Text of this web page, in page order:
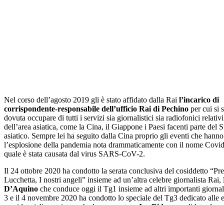
Nel corso dell’agosto 2019 gli è stato affidato dalla Rai l’incarico di
corrispondente-responsabile dell’ufficio Rai di Pechino per cui si
dovuta occupare di tutti i servizi sia giornalistici sia radiofonici relativi
dell’area asiatica, come la Cina, il Giappone i Paesi facenti parte del
asiatico. Sempre lei ha seguito dalla Cina proprio gli eventi che
l’esplosione della pandemia nota drammaticamente con il nome
quale è stata causata dal virus SARS-CoV-2.
Il 24 ottobre 2020 ha condotto la serata conclusiva del cosiddetto
Lucchetta, I nostri angeli” insieme ad un’altra celebre giornalista Rai,
D’Aquino che conduce oggi il Tg1 insieme ad altri importanti
3 e il 4 novembre 2020 ha condotto lo speciale del Tg3 dedicato alle